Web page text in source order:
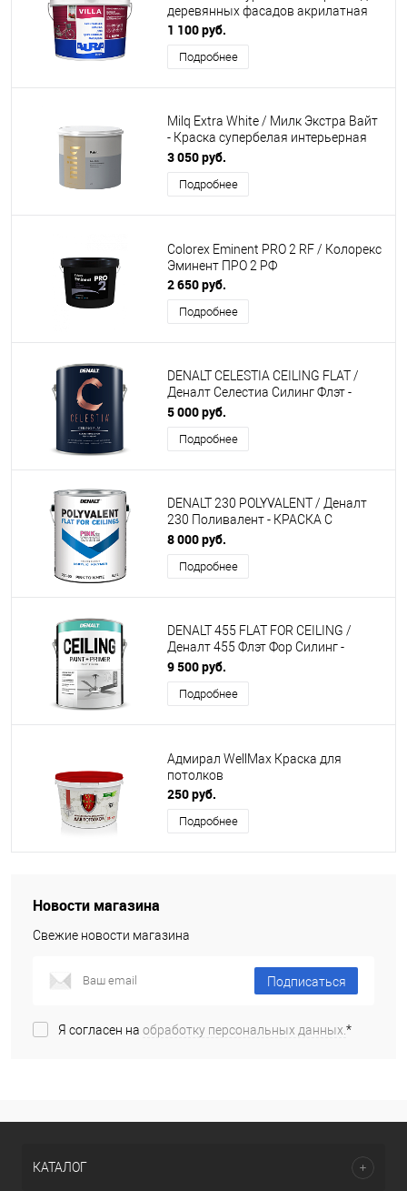
деревянных фасадов акрилатная
1 100 руб.
Подробнее
Milq Extra White / Милк Экстра Вайт
- Краска супербелая интерьерная
для потолков
3 050 руб.
Подробнее
Colorex Eminent PRO 2 RF / Колорекс
Эминент ПРО 2 РФ
2 650 руб.
Подробнее
DENALT CELESTIA CEILING FLAT /
Деналт Селестиа Силинг Флэт -
КРАСКА ДЛЯ ПОТОЛКА
5 000 руб.
Подробнее
DENALT 230 POLYVALENT / Деналт
230 Поливалент - КРАСКА С
ИНИДИКАТОРОМ ПРОКРАСА
8 000 руб.
Подробнее
DENALT 455 FLAT FOR CEILING /
Деналт 455 Флэт Фор Силинг -
МАТОВАЯ КРАСКА ДЛЯ ПОТОЛКОВ
9 500 руб.
Подробнее
Адмирал WellMax Краска для
потолков
250 руб.
Подробнее
Новости магазина
Свежие новости магазина
Подписаться
Я согласен на обработку персональных данных.*
КАТАЛОГ